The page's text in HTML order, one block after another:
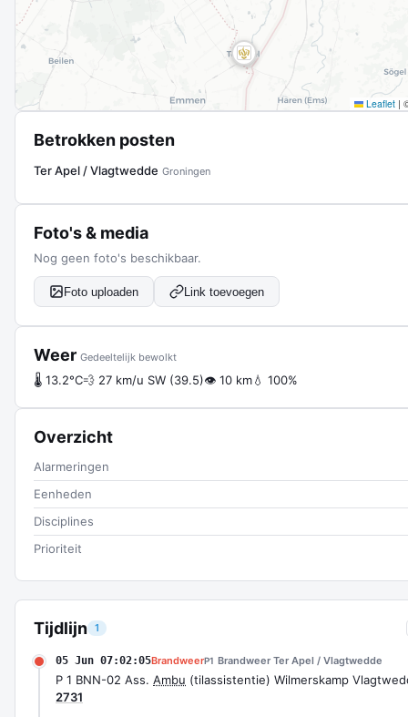
Tijdlijn 1
05 Jun 07:02:05BrandweerP1 Brandweer Ter Apel / Vlagtwedde
P 1 BNN-02 Ass. Ambu (tilassistentie) Wilmerskamp
2731
Leaflet |
Betrokken posten
Ter Apel / Vlagtwedde Groningen
Foto's & media
Nog geen foto's beschikbaar.
Foto uploaden Link toevoegen
Weer Gedeeltelijk bewolkt
🌡 13.2°C💨 27 km/u SW (39.5)👁 10 km💧 100%
Overzicht
Alarmeringen
Eenheden
Disciplines
Prioriteit